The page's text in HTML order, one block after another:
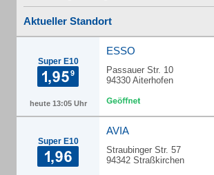
Aktueller Standort
Super E10
heute 13:05 Uhr
ESSO
Passauer Str. 10
94330 Aiterhofen
Super E10
AVIA
Straubinger Str. 57
94342 Straßkirchen